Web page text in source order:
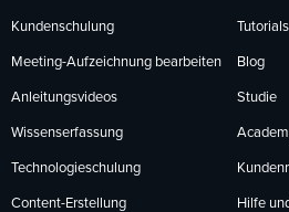
Kundenschulung
Meeting-Aufzeichnung bearbeiten
Anleitungsvideos
Wissenserfassung
Technologieschulung
Content-Erstellung
Tutorials
Blog
Studie
Hilfe